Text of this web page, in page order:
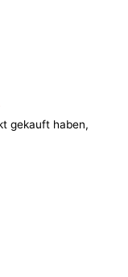
gekauft haben,